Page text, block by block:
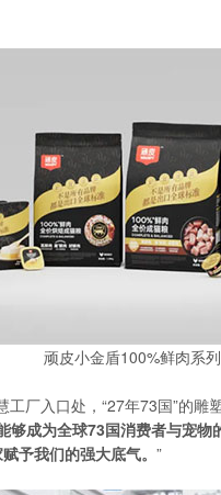
顽皮小金盾100%鲜肉系
厂入口处，“27年73国”的
够成为全球73国消费者与宠物
予我们的强大底气。”